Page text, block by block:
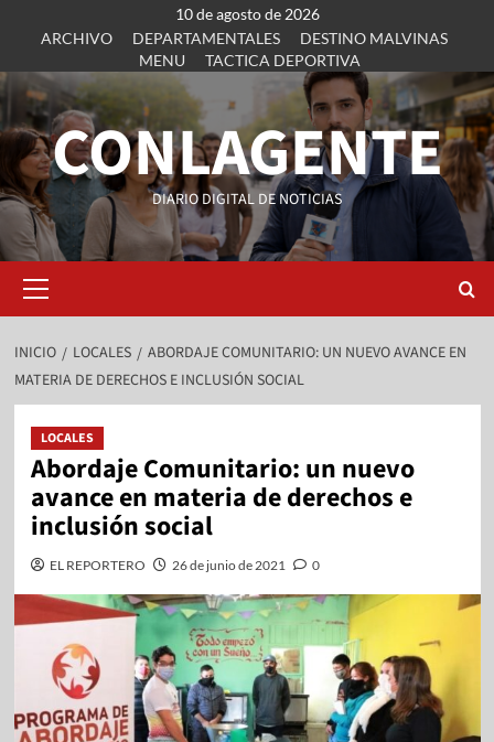
10 de agosto de 2026
ARCHIVO
DEPARTAMENTALES
DESTINO MALVINAS
MENU
TACTICA DEPORTIVA
CONLAGENTE
DIARIO DIGITAL DE NOTICIAS
INICIO LOCALES
ABORDAJE COMUNITARIO: UN NUEVO AVANCE EN
MATERIA DE DERECHOS E INCLUSIÓN SOCIAL
LOCALES
Abordaje Comunitario: un nuevo
avance en materia de derechos e
inclusión social
EL REPORTERO 26 de junio de 2021 0